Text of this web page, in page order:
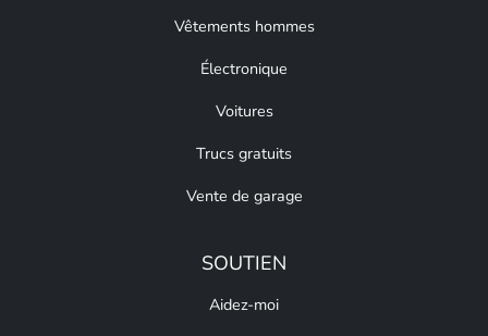
Vêtements hommes
Électronique
Voitures
Trucs gratuits
Vente de garage
SOUTIEN
Aidez-moi